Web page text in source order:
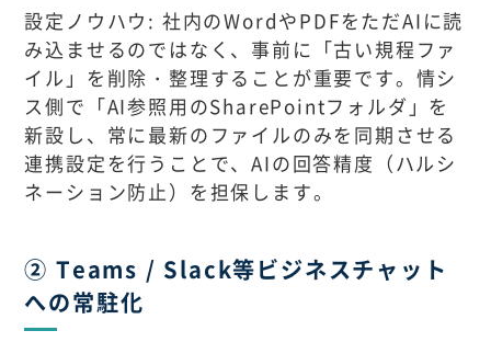
設定ノウハウ: 社内のWordやPDFをただAIに読
み込ませるのではなく、事前に「古い規程ファ
イル」を削除・整理することが重要です。情シ
ス側で「AI参照用のSharePointフォルダ」を
新設し、常に最新のファイルのみを同期させる
連携設定を行うことで、AIの回答精度（ハルシ
ネーション防止）を担保します。
② Teams / Slack等ビジネスチャット
への常駐化